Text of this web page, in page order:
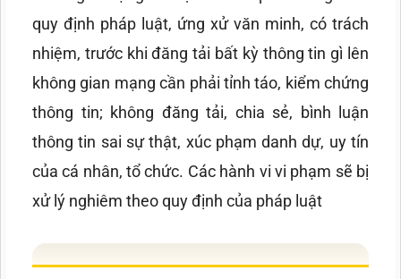
quy định pháp luật, ứng xử văn minh, có trách
nhiệm, trước khi đăng tải bất kỳ thông tin gì lên
không gian mạng cần phải tỉnh táo, kiểm chứng
thông tin; không đăng tải, chia sẻ, bình luận
thông tin sai sự thật, xúc phạm danh dự, uy tín
của cá nhân, tổ chức. Các hành vi vi phạm sẽ bị
xử lý nghiêm theo quy định của pháp luật